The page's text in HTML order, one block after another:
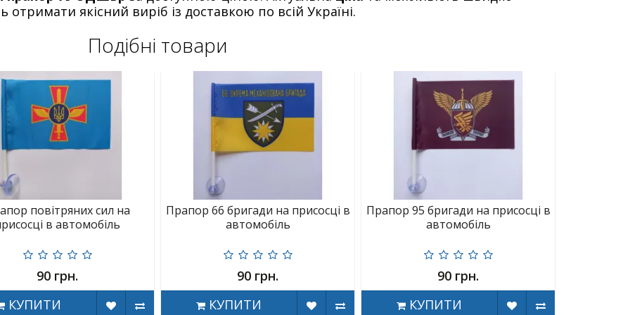
якісний виріб із доставкою по всій Україні.
Подібні товари
повітряних сил на
в автомобіль
90 грн.
КУПИТИ
Прапор 66 бригади на присосці в
автомобіль
90 грн.
КУПИТИ
Прапор 95 бригади на присосці в
автомобіль
90 грн.
КУПИТИ